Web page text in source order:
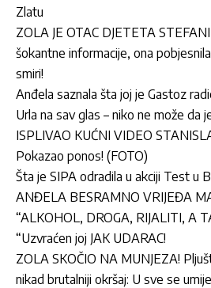
Zlatu
ZOLA JE OTAC DJETETA
šokantne informacije, ona
smiri!
Anđela saznala šta joj je Gastoz
Urla na sav glas – niko ne može da
ISPLIVAO KUĆNI VIDEO
Pokazao ponos! (FOTO)
Šta je SIPA odradila u akciji Test u
ANĐELA BESRAMNO VRIJEĐA
“ALKOHOL, DROGA, RIJALITI, A
“Uzvraćen joj JAK UDARAC!
ZOLA SKOČIO NA MUNJEZA!
nikad brutalniji okršaj: U sve se